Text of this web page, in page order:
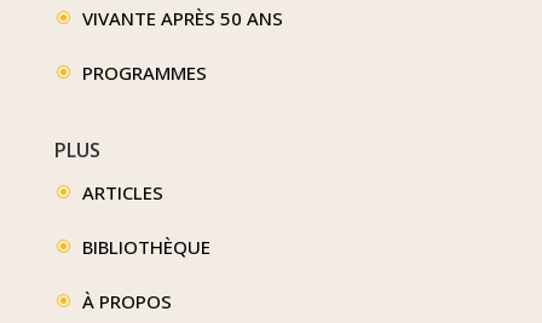
\ VIVANTE APRÈS 50 ANS
\ PROGRAMMES
PLUS
\ ARTICLES
\ BIBLIOTHÈQUE
\ À PROPOS